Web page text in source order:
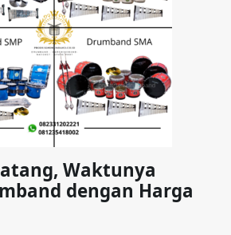
Waktunya
dengan Harga